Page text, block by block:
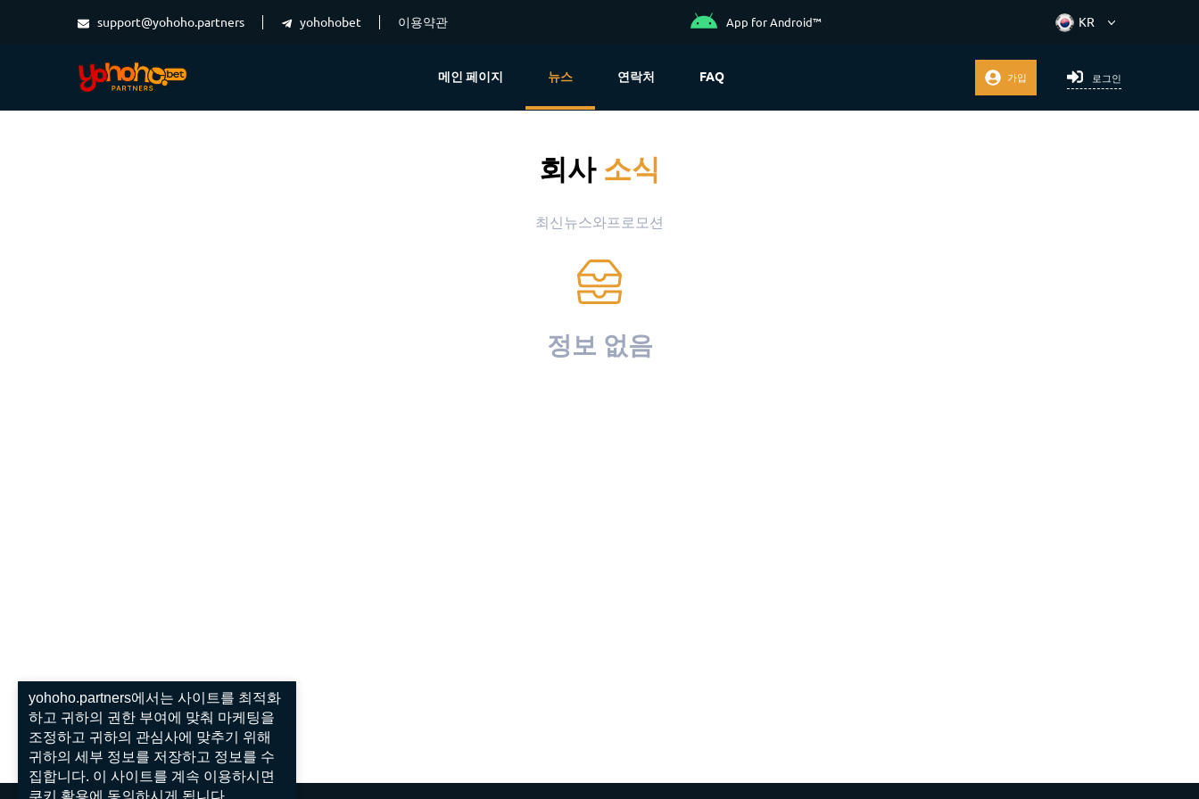
support@yohoho.partners yohohobet 이용약관 App for Android™
메인 페이지 뉴스 연락처 FAQ 가입 로그인
회사소식
최신뉴스와프로모션
정보 없음
yohoho.partners에서는 사이트를 최적화
하고 귀하의 권한 부여에 맞춰 마케팅을
조정하고 귀하의 관심사에 맞추기 위해
귀하의 세부 정보를 저장하고 정보를 수
집합니다. 이 사이트를 계속 이용하시면
쿠키 활용에 동의하시게 됩니다.